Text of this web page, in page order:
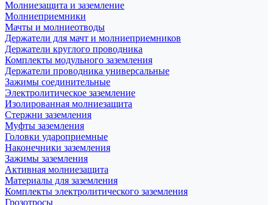
Молниезащита и заземление
Молниеприемники
Мачты и молниеотводы
Держатели для мачт и молниеприемников
Держатели круглого проводника
Комплекты модульного заземления
Держатели проводника универсальные
Зажимы соединительные
Электролитическое заземление
Изолированная молниезащита
Стержни заземления
Муфты заземления
Головки удароприемные
Наконечники заземления
Зажимы заземления
Активная молниезащита
Материалы для заземления
Комплекты электролитического заземления
Грозотросы